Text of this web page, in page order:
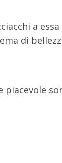
a
di
piacevole